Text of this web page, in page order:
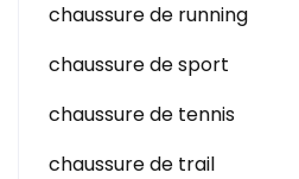
chaussure de running
chaussure de sport
chaussure de tennis
chaussure de trail